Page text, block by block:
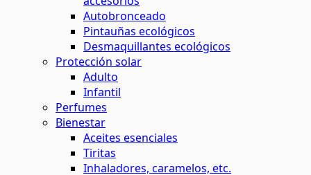
Autobronceado
Pintauñas ecológicos
Desmaquillantes ecológicos
Protección solar
Adulto
Infantil
Perfumes
Bienestar
Aceites esenciales
Tiritas
Inhaladores, caramelos, etc.